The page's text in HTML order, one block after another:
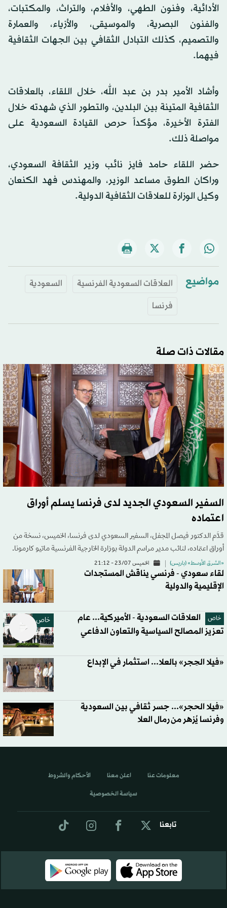
الأدائية، وفنون الطهي، والأفلام، والتراث، والمكتبات،
والفنون البصرية، والموسيقى، والأزياء، والعمارة
والتصميم، كذلك التبادل الثقافي بين الجهات الثقافية
فيهما.
وأشاد الأمير بدر بن عبد الله، خلال اللقاء، بالعلاقات
الثقافية المتينة بين البلدين، والتطور الذي شهدته خلال
الفترة الأخيرة، مؤكداً حرص القيادة السعودية على
مواصلة ذلك.
حضر اللقاء حامد فايز نائب وزير الثقافة السعودي،
وراكان الطوق مساعد الوزير، والمهندس فهد الكنعان
وكيل الوزارة للعلاقات الثقافية الدولية.
مواضيع العلاقات السعودية الفرنسية
السعودية
فرنسا
مقالات ذات صلة
السفير السعودي الجديد لدى فرنسا يسلم أوراق
اعتماده
قدَّم الدكتور فيصل المجفل، السفير السعودي لدى فرنسا، الخميس، نسخة من
أوراق اعتماده، لنائب مدير مراسم الدولة بوزارة الخارجية الفرنسية ماتيو كارمونا.
«الشرق الأوسط» (باريس) الخميس 23/07 - 21:12
لقاء سعودي - فرنسي يناقش المستجدات
الإقليمية والدولية
خاص خاص
العلاقات السعودية - الأميركية... عام
تعزيز المصالح السياسية والتعاون الدفاعي
«فيلا الحِجر» بالعلا... استثمار في الإبداع
«فيلا الحجر»... جسر ثقافي بين السعودية
وفرنسا يُزهر من رمال العلا
تابعنا
معلومات عنا اعلن معنا الأحكام والشروط
سياسة الخصوصية